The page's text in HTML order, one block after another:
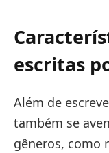
escritas
Além de
também se
gêneros, como